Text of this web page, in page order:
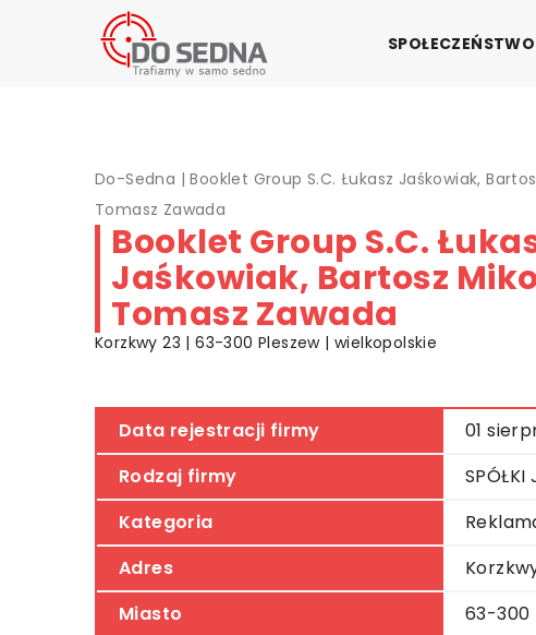
SPOŁECZEŃSTWO
Do-Sedna |Booklet Group S.C. Łukasz Jaśkowiak,
Tomasz Zawada
Booklet Group S.C.
Jaśkowiak, Bartosz
Tomasz Zawada
Korzkwy 23 | 63-300 Pleszew | wielkopolskie
Data rejestracji firmy
01
Rodzaj firmy
SPÓŁKI
Kategoria
Adres
Miasto
63-300